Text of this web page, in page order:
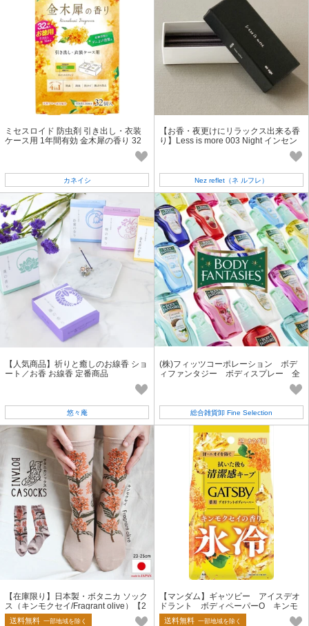
ミセスロイド 防虫剤 引き出し・衣装
ケース用 1年間有効 金木犀の香り 32
カネイシ
【お香・夜更けにリラックス出来る香
り】Less is more 003 Night インセン
Nez reflet（ネ ルフレ）
【人気商品】祈りと癒しのお線香 ショ
ート／お香 お線香 定番商品
悠々庵
(株)フィッツコーポレーション ボデ
ィファンタジー ボディスプレー 全
総合雑貨卸 Fine Selection
【在庫限り】日本製・ボタニカ ソック
ス（キンモクセイ/Fragrant olive）【2
025秋冬新作】
送料無料 一部地域を除く
【マンダム】ギャツビー アイスデオ
ドラント ボディペーパーO キンモ
クセイの香り 徳用 医薬部外品
送料無料 一部地域を除く